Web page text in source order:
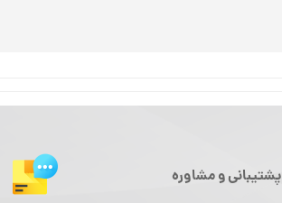
پشتیبانی و مشاوره